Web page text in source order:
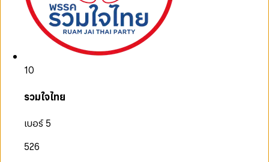
10
รวมใจไทย
เบอร์ 5
526